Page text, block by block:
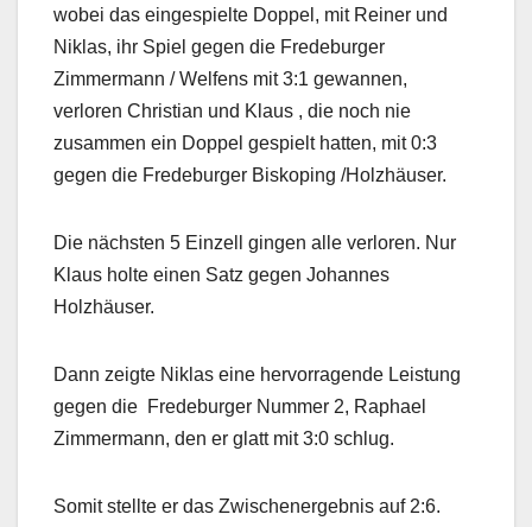
wobei das eingespielte Doppel, mit Reiner und
Niklas, ihr Spiel gegen die Fredeburger
Zimmermann / Welfens mit 3:1 gewannen,
verloren Christian und Klaus , die noch nie
zusammen ein Doppel gespielt hatten, mit 0:3
gegen die Fredeburger Biskoping /Holzhäuser.
Die nächsten 5 Einzell gingen alle verloren. Nur
Klaus holte einen Satz gegen Johannes
Holzhäuser.
Dann zeigte Niklas eine hervorragende Leistung
gegen die Fredeburger Nummer 2, Raphael
Zimmermann, den er glatt mit 3:0 schlug.
Somit stellte er das Zwischenergebnis auf 2:6.